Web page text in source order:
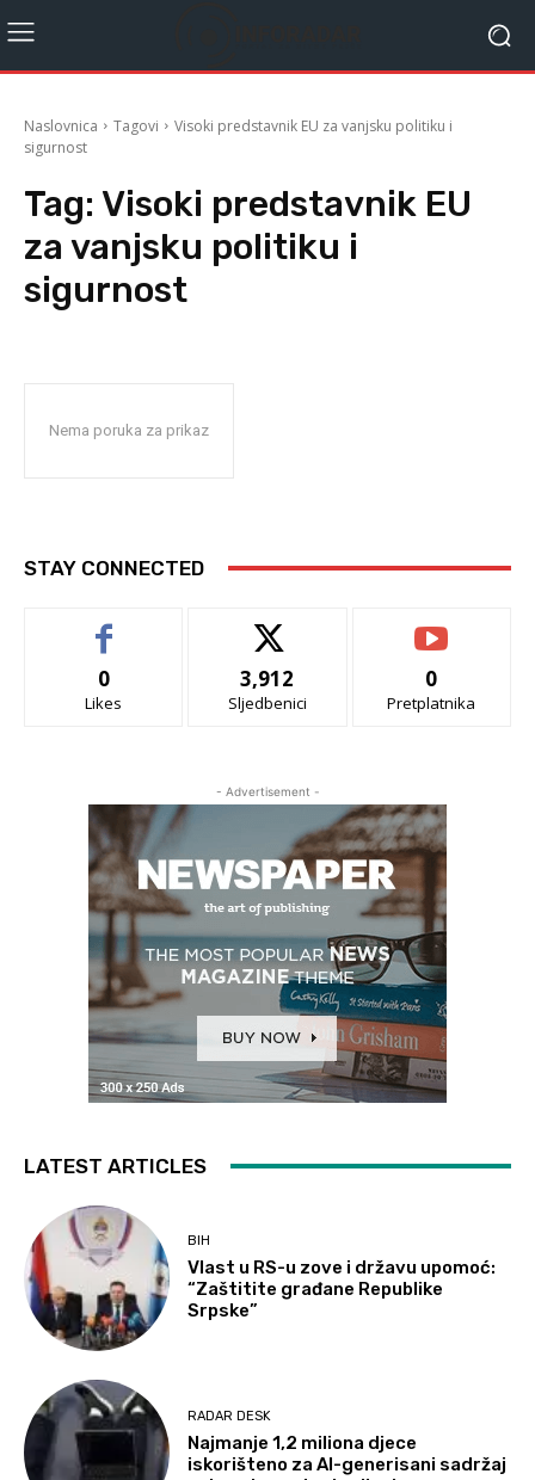
Naslovnica Tagovi
Visoki predstavnik EU za vanjsku politiku i
sigurnost
Tag: Visoki predstavnik EU
za vanjsku politiku i
sigurnost
Nema poruka za prikaz
STAY CONNECTED
0
Likes
3,912
Sljedbenici
0
Pretplatnika
- Advertisement -
LATEST ARTICLES
BIH
Vlast u RS-u zove i državu upomoć:
“Zaštitite građane Republike
Srpske”
RADAR DESK
Najmanje 1,2 miliona djece
iskorišteno za AI-generisani sadržaj